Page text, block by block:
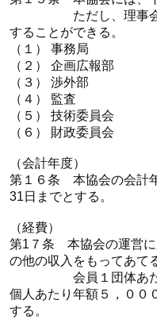
ただし、理事会が
することができる。
（１） 事務局
（２） 企画広報部
（３） 渉外部
（４） 監査
（５） 技術委員会
（６） 財政委員会
（会計年度）
第１６条 本協会の会計
31日までとする。
（経費）
第1７条 本協会の運営に
の他の収入をもってあて
会員１団体あたり
個人あたり年額５，００
する。